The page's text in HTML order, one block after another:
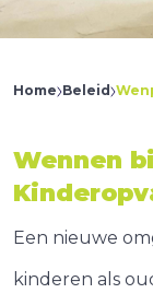
Home Beleid
Wennen
Een nieuwe
kinderen als